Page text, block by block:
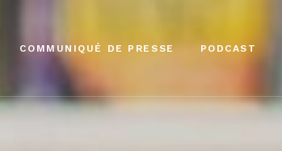
COMMUNIQUÉ DE PRESSE PODCAST